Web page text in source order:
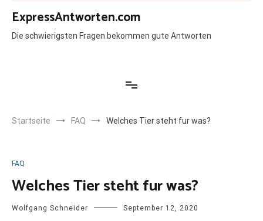
Zum
Inhalt
springen
ExpressAntworten.com
Die schwierigsten Fragen bekommen gute Antworten
Startseite FAQ Welches Tier steht fur was?
FAQ
Welches Tier steht fur was?
Wolfgang Schneider September 12, 2020